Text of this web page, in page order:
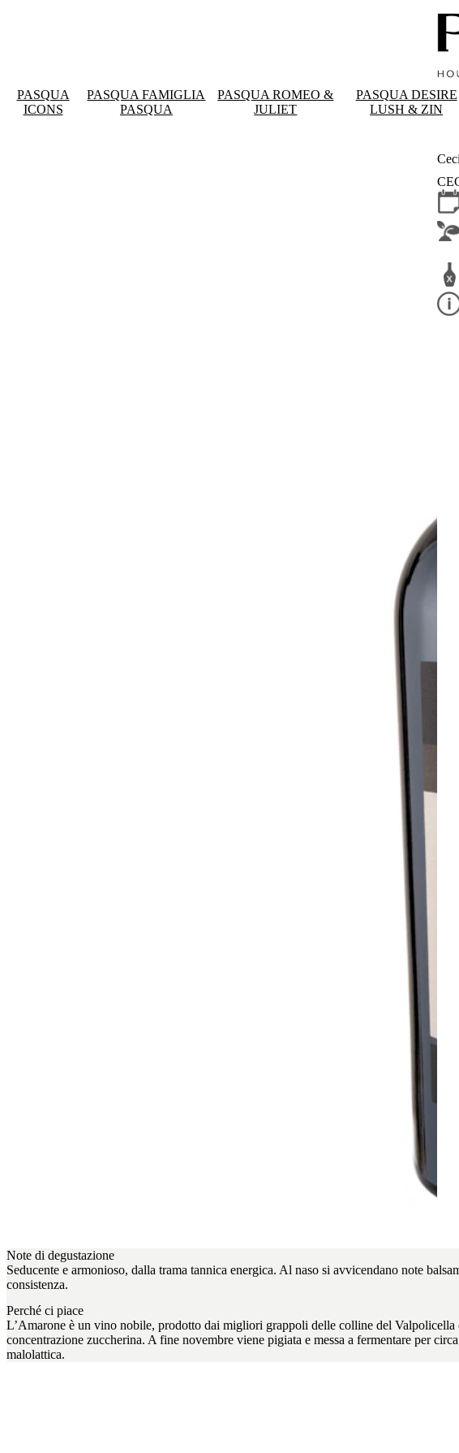
PASQUA
ICONS
PASQUA FAMIGLIA
PASQUA
PASQUA ROMEO &
JULIET
PASQUA DESIRE
LUSH & ZIN
Note di degustazione
Seducente e armonioso, dalla trama tannica energica. Al naso si avvicendano note
consistenza.
Perché ci piace
L’Amarone è un vino nobile, prodotto dai migliori grappoli delle colline del Valpolicella
concentrazione zuccherina. A fine novembre viene pigiata e messa a fermentare per
malolattica.